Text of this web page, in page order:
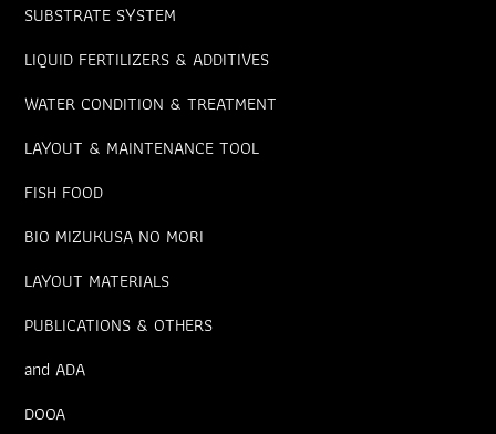
SUBSTRATE SYSTEM
LIQUID FERTILIZERS & ADDITIVES
WATER CONDITION & TREATMENT
LAYOUT & MAINTENANCE TOOL
FISH FOOD
BIO MIZUKUSA NO MORI
LAYOUT MATERIALS
PUBLICATIONS & OTHERS
and ADA
DOOA